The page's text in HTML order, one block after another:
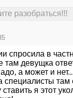
разобраться!!!
спросила в
там девущка
а может и
специалисты
я этот